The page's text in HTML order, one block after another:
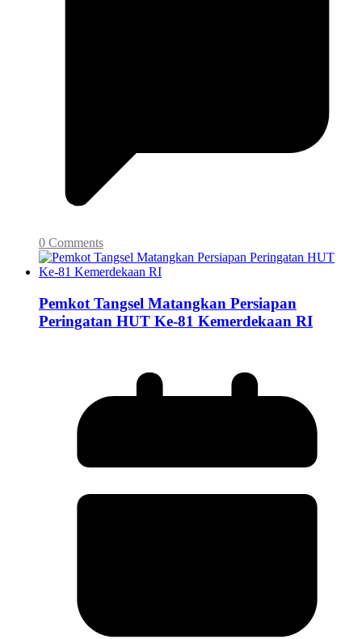
0 Comments
Pemkot Tangsel Matangkan Persiapan
Peringatan HUT Ke-81 Kemerdekaan RI